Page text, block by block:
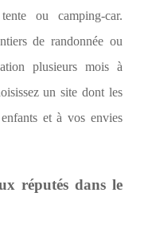
ou camping-car.
de randonnée ou
plusieurs mois à
un site dont les
et à vos envies
réputés dans le